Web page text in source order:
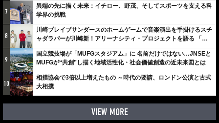
7
異端の先に描く未来：イチロー、野茂、そしてスポーツを支える科
学界の挑戦
8
川崎ブレイブサンダースのホームゲームで音楽演出を手掛けるスチ
ャダラパーが川崎新！アリーナシティ・プロジェクトを語る 「楽
しみでしかないでしょ。川崎は、ずっと成長曲線だから」
9
国立競技場が「MUFGスタジアム」に 名前だけではない…JNSEと
MUFGが“共創”し描く地域活性化・社会価値創造の近未来図とは
10
相撲協会で3倍以上増えたもの ～時代の要請、ロンドン公演と古式
大相撲
VIEW MORE